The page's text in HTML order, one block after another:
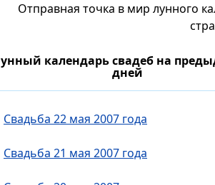
Отправная точка в мир лунного
календарь свадеб на
дней
Свадьба 22 мая 2007 года
Свадьба 21 мая 2007 года